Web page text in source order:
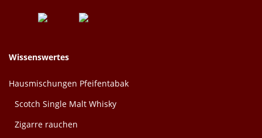
Wissenswertes
Hausmischungen Pfeifentabak
Scotch Single Malt Whisky
Zigarre rauchen